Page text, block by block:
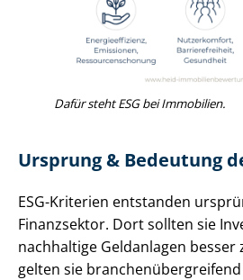
Dafür steht ESG bei Immobilien.
Ursprung & Bedeutung
ESG-Kriterien entstanden
Finanzsektor. Dort sollten sie
nachhaltige Geldanlagen
gelten sie bran­chen­über­grei­fend